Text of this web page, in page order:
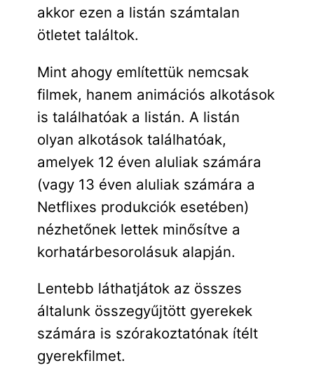
akkor ezen a listán számtalan
ötletet találtok.
Mint ahogy említettük nemcsak
filmek, hanem animációs alkotások
is találhatóak a listán. A listán
olyan alkotások találhatóak,
amelyek 12 éven aluliak számára
(vagy 13 éven aluliak számára a
Netflixes produkciók esetében)
nézhetőnek lettek minősítve a
korhatárbesorolásuk alapján.
Lentebb láthatjátok az összes
általunk összegyűjtött gyerekek
számára is szórakoztatónak ítélt
gyerekfilmet.